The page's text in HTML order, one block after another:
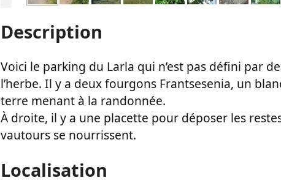
Description
Voici le parking du Larla qui n’est pas défini par
l’herbe. Il y a deux fourgons Frantsesenia, un
terre menant à la randonnée.
À droite, il y a une placette pour déposer les
vautours se nourrissent.
Localisation